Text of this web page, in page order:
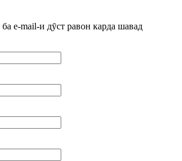
e-mail-и дӯст равон карда шавад